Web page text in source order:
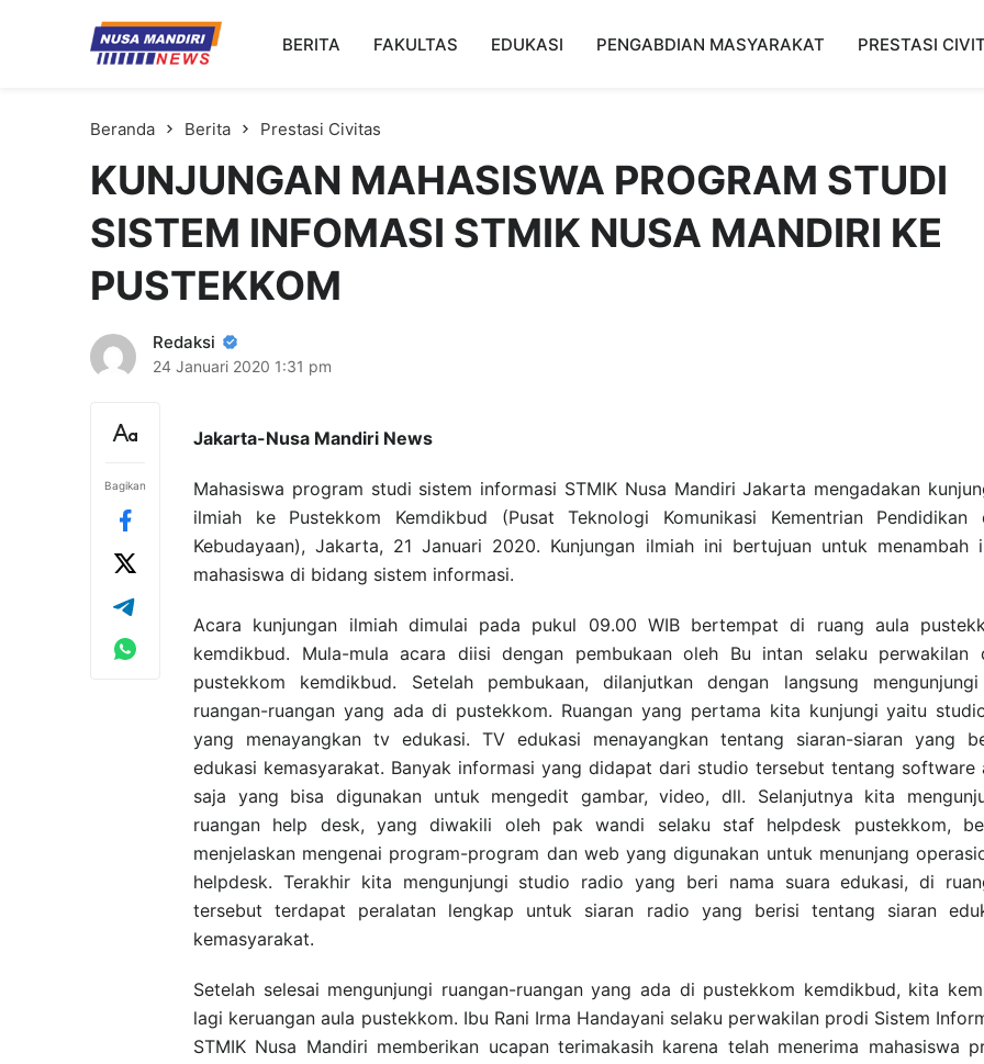
Kampus Digital Bisnis
Universitas Nusa Mandiri
BERITA FAKULTAS EDUKASI PENGABDIAN MASYARAKAT PRESTASI
Beranda Berita Prestasi Civitas
KUNJUNGAN MAHASISWA PROGRAM STUDI
SISTEM INFOMASI STMIK NUSA MANDIRI KE
PUSTEKKOM
Redaksi
24 Januari 2020 1:31 pm
Bagikan
Jakarta-Nusa Mandiri News
Mahasiswa program studi sistem informasi STMIK Nusa Mandiri Jakarta mengadakan
ilmiah ke Pustekkom Kemdikbud (Pusat Teknologi Komunikasi Kementrian Pendidikan
Kebudayaan), Jakarta, 21 Januari 2020. Kunjungan ilmiah ini bertujuan untuk menambah
mahasiswa di bidang sistem informasi.
Acara kunjungan ilmiah dimulai pada pukul 09.00 WIB bertempat di ruang aula
kemdikbud. Mula-mula acara diisi dengan pembukaan oleh Bu intan selaku perwakilan
pustekkom kemdikbud. Setelah pembukaan, dilanjutkan dengan langsung
ruangan-ruangan yang ada di pustekkom. Ruangan yang pertama kita kunjungi yaitu
yang menayangkan tv edukasi. TV edukasi menayangkan tentang siaran-siaran yang
edukasi kemasyarakat. Banyak informasi yang didapat dari studio tersebut tentang software
saja yang bisa digunakan untuk mengedit gambar, video, dll. Selanjutnya kita
ruangan help desk, yang diwakili oleh pak wandi selaku staf helpdesk pustekkom,
menjelaskan mengenai program-program dan web yang digunakan untuk menunjang
helpdesk. Terakhir kita mengunjungi studio radio yang beri nama suara edukasi, di
tersebut terdapat peralatan lengkap untuk siaran radio yang berisi tentang siaran
kemasyarakat.
Setelah selesai mengunjungi ruangan-ruangan yang ada di pustekkom kemdikbud, kita
lagi keruangan aula pustekkom. Ibu Rani Irma Handayani selaku perwakilan prodi Sistem
STMIK Nusa Mandiri memberikan ucapan terimakasih karena telah menerima mahasiswa